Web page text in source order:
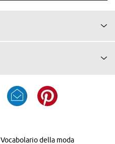
Vocabolario della moda